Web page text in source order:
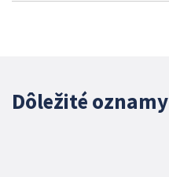
Dôležité oznamy